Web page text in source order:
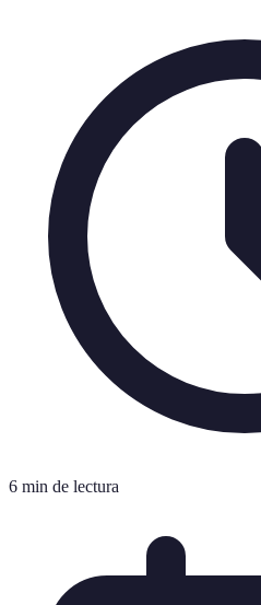
6 min de lectura